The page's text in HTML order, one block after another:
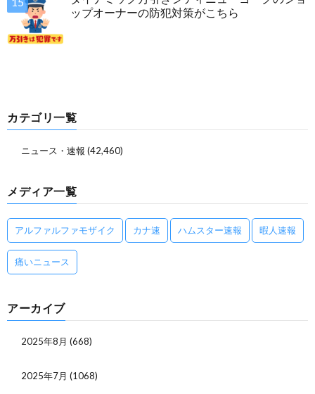
ップオーナーの防犯対策がこちら
カテゴリ一覧
ニュース・速報 (42,460)
メディア一覧
アルファルファモザイク カナ速 ハムスター速報 暇人速報
痛いニュース
アーカイブ
2025年8月 (668)
2025年7月 (1068)